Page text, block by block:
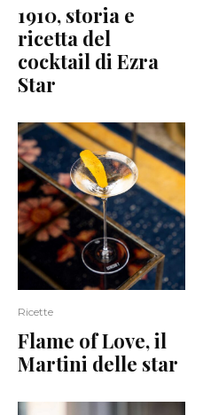
1910, storia e
ricetta del
cocktail di Ezra
Star
Ricette
Flame of Love, il
Martini delle star